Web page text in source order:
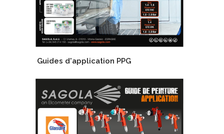
Guides d'application PPG